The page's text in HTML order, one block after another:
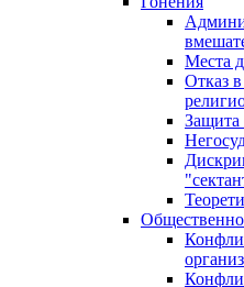
Места
Отказ
Защита